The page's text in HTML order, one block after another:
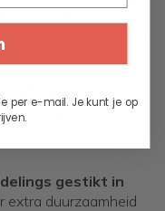
Gevoerdis
natuurlijk
veterboot
design met
blijven je voeten
bewegingsvrijheid
gestikt in
extra duurzaamheid
per e-mail. Je kunt je op